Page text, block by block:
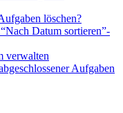
löschen?
Datum sortieren”-
verwalten
Aufgaben